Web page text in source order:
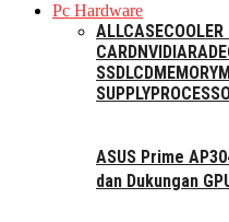
Pc Hardware
ALLCASECOOLER
CARDNVIDIA
SSDLCDMEMORY
SUPPLY
ASUS Prime
dan Dukungan